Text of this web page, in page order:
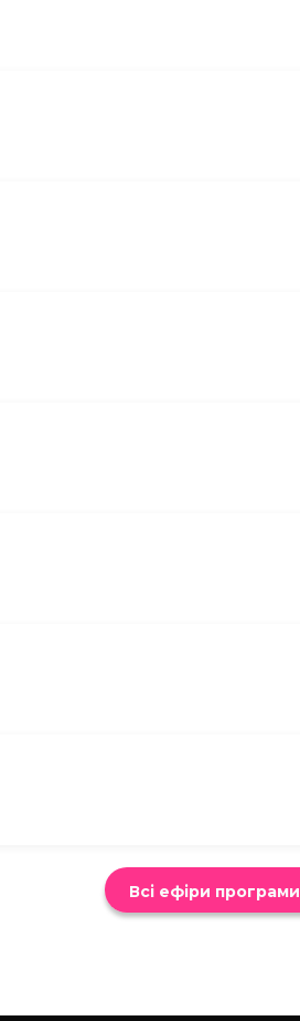
Всі ефіри програми